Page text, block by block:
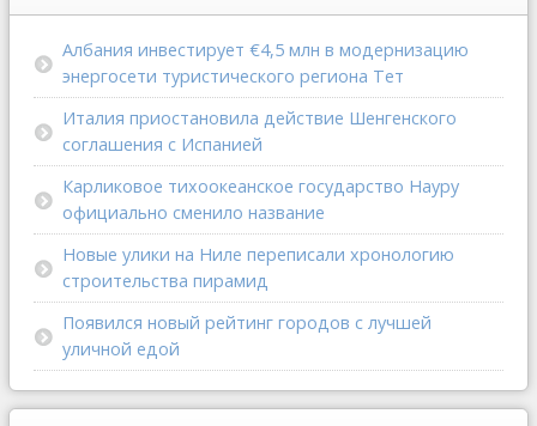
Албания инвестирует €4,5 млн в модернизацию
энергосети туристического региона Тет
Италия приостановила действие Шенгенского
соглашения с Испанией
Карликовое тихоокеанское государство Науру
официально сменило название
Новые улики на Ниле переписали хронологию
строительства пирамид
Появился новый рейтинг городов с лучшей
уличной едой